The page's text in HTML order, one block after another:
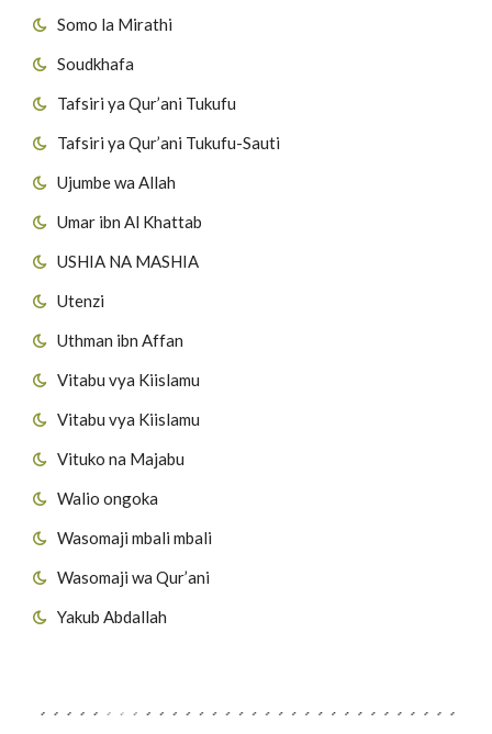
Somo la Mirathi
Soudkhafa
Tafsiri ya Qur’ani Tukufu
Tafsiri ya Qur’ani Tukufu-Sauti
Ujumbe wa Allah
Umar ibn Al Khattab
USHIA NA MASHIA
Utenzi
Uthman ibn Affan
Vitabu vya Kiislamu
Vitabu vya Kiislamu
Vituko na Majabu
Walio ongoka
Wasomaji mbali mbali
Wasomaji wa Qur’ani
Yakub Abdallah